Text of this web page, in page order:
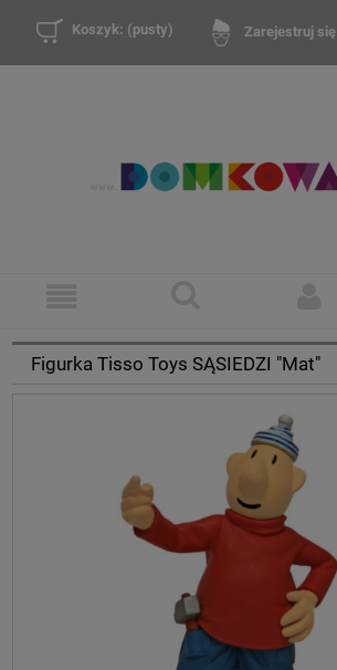
Zarejestruj się
Koszyk: (pusty)
Figurka Tisso Toys SĄSIEDZI "Mat"